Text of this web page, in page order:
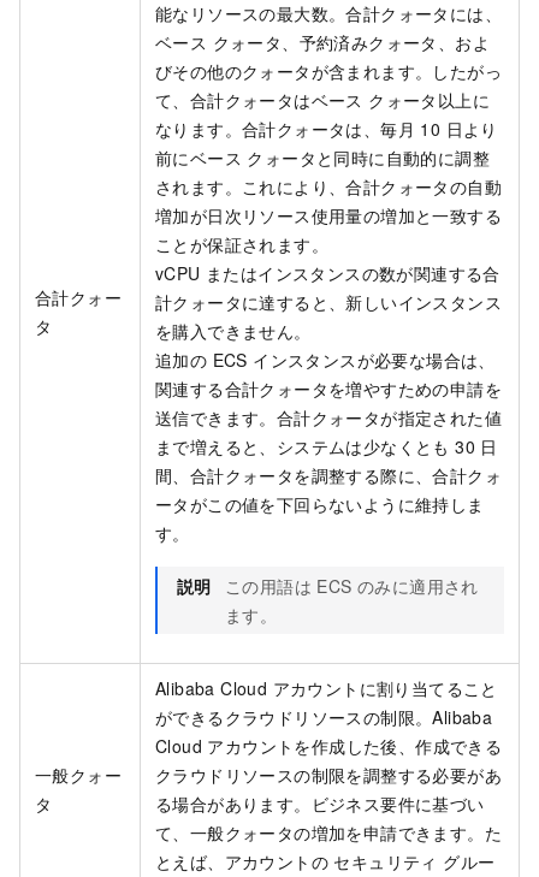
合計クォー
タ
能なリソースの最大数。合計クォータには、
ベース クォータ、予約済みクォータ、およ
びその他のクォータが含まれます。したがっ
て、合計クォータはベース クォータ以上に
なります。合計クォータは、毎月 10 日より
前にベース クォータと同時に自動的に調整
されます。これにより、合計クォータの自動
増加が日次リソース使用量の増加と一致する
ことが保証されます。
vCPU またはインスタンスの数が関連する合
計クォータに達すると、新しいインスタンス
を購入できません。
追加の ECS インスタンスが必要な場合は、
関連する合計クォータを増やすための申請を
送信できます。合計クォータが指定された値
まで増えると、システムは少なくとも 30 日
間、合計クォータを調整する際に、合計クォ
ータがこの値を下回らないように維持しま
す。
説明
この用語は ECS のみに適用され
ます。
一般クォー
タ
Alibaba Cloud アカウントに割り当てること
ができるクラウドリソースの制限。Alibaba
Cloud アカウントを作成した後、作成できる
クラウドリソースの制限を調整する必要があ
る場合があります。ビジネス要件に基づい
て、一般クォータの増加を申請できます。た
とえば、アカウントの セキュリティ グルー